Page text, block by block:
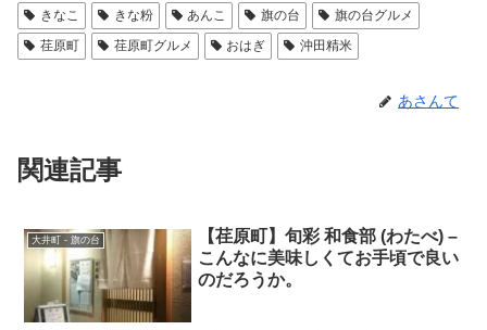
きなこ きな粉 あんこ 旗の台
旗の台グルメ
荏原町
荏原町グルメ おはぎ 沖田精米
あさんて
関連記事
大井町 - 旗の台
【荏原町】旬彩 和食部 (わたべ) –
こんなに美味しくてお手頃で良い
のだろうか。